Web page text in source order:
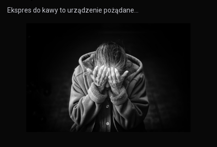
Ekspres do kawy to urządzenie pożądane…